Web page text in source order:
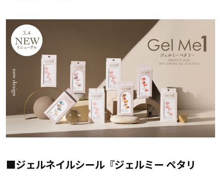
■ジェルネイルシール『ジェルミー ペタリ